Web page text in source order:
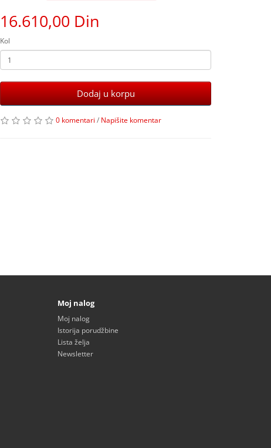
16.610,00 Din
Kol
Dodaj u korpu
0 komentari / Napišite komentar
Moj nalog
Moj nalog
Istorija porudžbine
Lista želja
Newsletter